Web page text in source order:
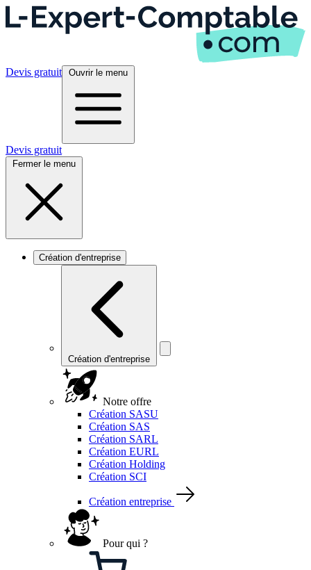
Devis gratuit Ouvrir le menu
Devis gratuit
Fermer le menu
Création d'entreprise
Création d'entreprise
Notre offre
Création SASU
Création SAS
Création SARL
Création EURL
Création Holding
Création SCI
Création entreprise
Pour qui ?